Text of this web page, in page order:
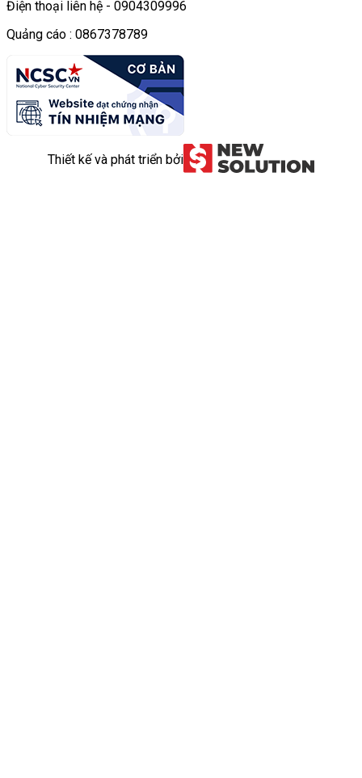
Điện thoại liên hệ - 0904309996
Quảng cáo : 0867378789
Thiết kế và phát triển bởi